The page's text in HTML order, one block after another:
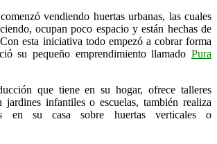
vendiendo huertas urbanas, las cuales
ocupan poco espacio y están hechas de
esta iniciativa todo empezó a cobrar forma
su pequeño emprendimiento llamado Pura
que tiene en su hogar, ofrece talleres
jardines infantiles o escuelas, también realiza
en su casa sobre huertas verticales o